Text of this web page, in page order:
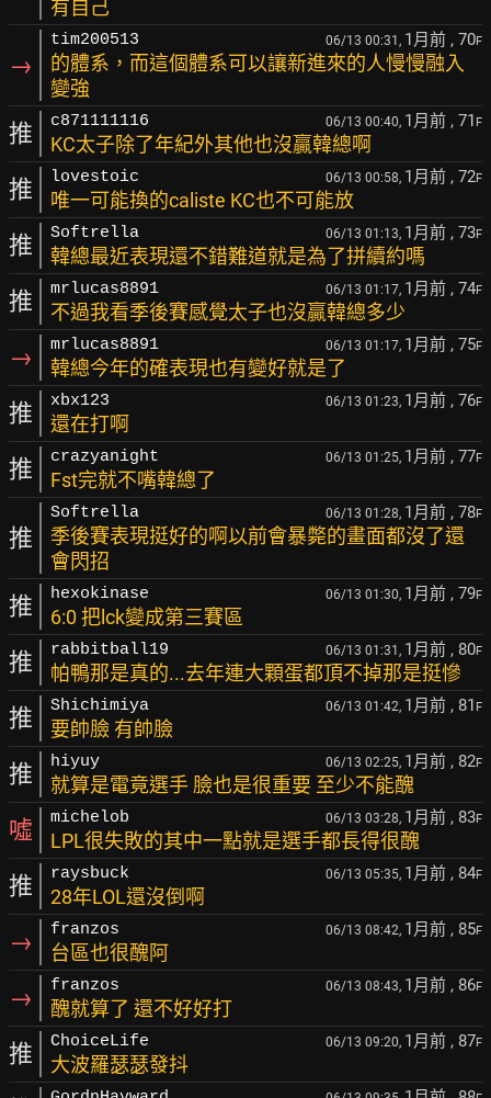
有自己
→
tim200513 06/13 00:31, 1月前 , 70F
的體系，而這個體系可以讓新進來的人慢慢融入
變強
推 c871111116 06/13 00:40, 1月前 , 71 F
KC太子除了年紀外其他也沒贏韓總啊
推 lovestoic 06/13 00:58, 1月前 , 72F
唯一可能換的caliste KC也不可能放
推 Softrella 06/13 01:13, 1月前 , 73F
韓總最近表現還不錯難道就是為了拼續約嗎
推 mrlucas8891 06/13 01:17, 1月前 , 74F
不過我看季後賽感覺太子也沒贏韓總多少
→ mrlucas8891 06/13 01:17, 1月前 , 75F
韓總今年的確表現也有變好就是了
推 xbx123 06/13 01:23, 1月前 , 76F
還在打啊
推 crazyanight 06/13 01:25, 1月前 , 77F
Fst完就不嘴韓總了
推
Softrella 06/13 01:28, 1月前 , 78F
季後賽表現挺好的啊以前會暴斃的畫面都沒了還
會閃招
推 hexokinase 06/13 01:30, 1月前 , 79F
6:0 把lck變成第三賽區
推 rabbitball19 06/13 01:31, 1月前 , 80F
帕鴨那是真的...去年連大顆蛋都頂不掉那是挺慘
推 Shichimiya 06/13 01:42, 1月前 , 81 F
要帥臉 有帥臉
推 hiyuy 06/13 02:25, 1月前 , 82F
就算是電竟選手 臉也是很重要 至少不能醜
噓 michelob 06/13 03:28, 1月前 , 83F
LPL很失敗的其中一點就是選手都長得很醜
推 raysbuck 06/13 05:35, 1月前 , 84F
28年LOL還沒倒啊
→ franzos 06/13 08:42, 1月前 , 85F
台區也很醜阿
→ franzos 06/13 08:43, 1月前 , 86F
醜就算了 還不好好打
推 ChoiceLife 06/13 09:20, 1月前 , 87F
大波羅瑟瑟發抖